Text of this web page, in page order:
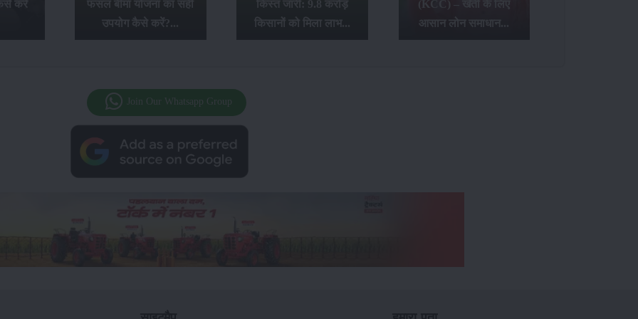
करें
फसल बीमा योजना का सही
उपयोग कैसे करें?...
किस्त जारी: 9.8 करोड़
किसानों को मिला लाभ...
(KCC) – खेती के लिए
आसान लोन समाधान...
Join Our Whatsapp Group